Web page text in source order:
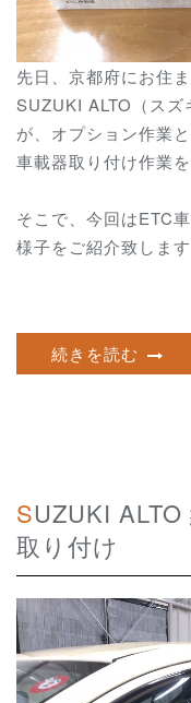
先日、京都府にお住
SUZUKI ALTO（ス
が、オプション作業
車載器取り付け作業
そこで、今回はETC
様子をご紹介致します
続きを読む
SUZUKI ALTO 納車整備 ドアバイザー
取り付け